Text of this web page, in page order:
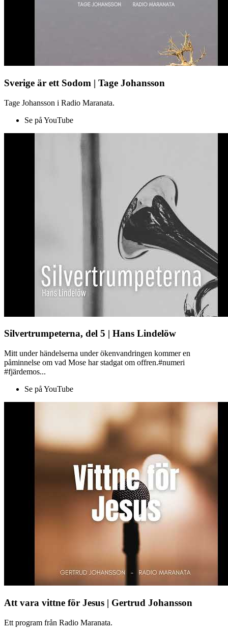
Sverige är ett Sodom | Tage Johansson
Tage Johansson i Radio Maranata.
Se på YouTube
Silvertrumpeterna, del 5 | Hans Lindelöw
Mitt under händelserna under ökenvandringen kommer en
påminnelse om vad Mose har stadgat om offren.#numeri
#fjärdemos...
Se på YouTube
Att vara vittne för Jesus | Gertrud Johansson
Ett program från Radio Maranata.